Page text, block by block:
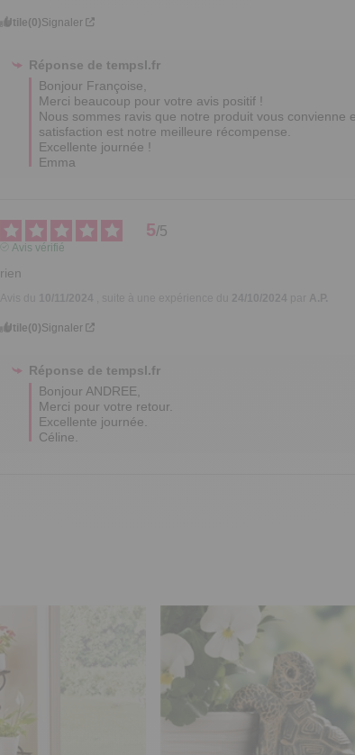
Utile(0)Signaler
Réponse detempsl.fr
Bonjour Françoise,
Merci beaucoup pour votre avis positif !
Nous sommes ravis que notre produit vous
satisfaction est notre meilleure récompense.
Excellente journée !
Emma
5/5
Avis vérifié
rien
Utile(0)Signaler
Réponse detempsl.fr
Bonjour ANDREE,
Merci pour votre retour.
Excellente journée.
Céline.